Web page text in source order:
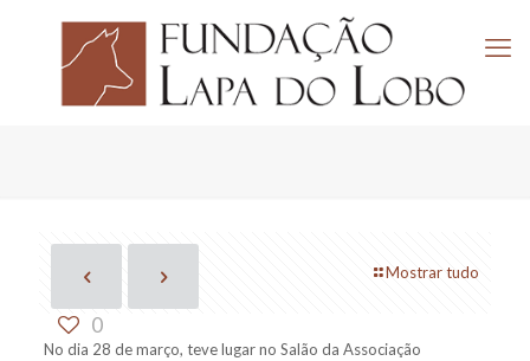
Mostrar tudo
0
No dia 28 de março, teve lugar no Salão da Associação